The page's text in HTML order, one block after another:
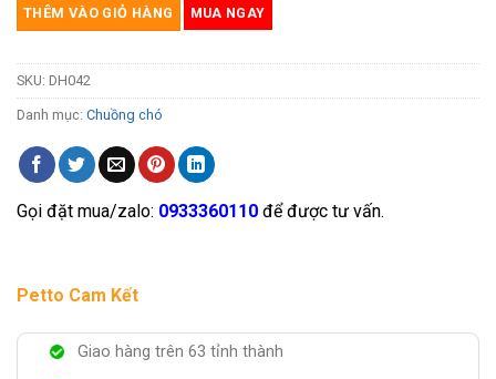
THÊM VÀO GIỎ HÀNG MUA NGAY
SKU: DH042
Danh mục: Chuồng chó
Gọi đặt mua/zalo: 0933360110 để được tư vấn.
Petto Cam Kết
Giao hàng trên 63 tỉnh thành